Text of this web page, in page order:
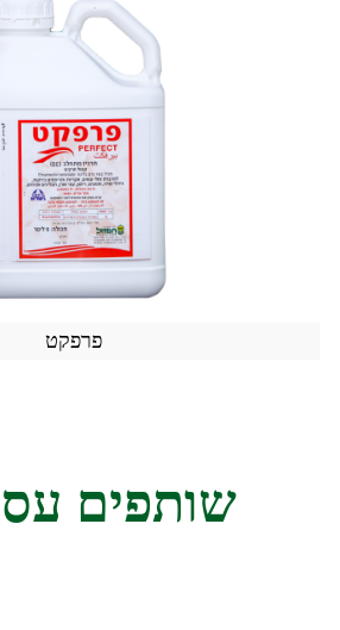
פרפקט
שותפים